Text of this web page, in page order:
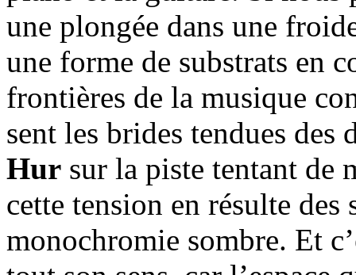
une plongée dans une
une forme de substrats en
frontières de la musique
sent les brides tendues
Hur sur la piste tentant de
cette tension en résulte des
monochromie sombre. Et